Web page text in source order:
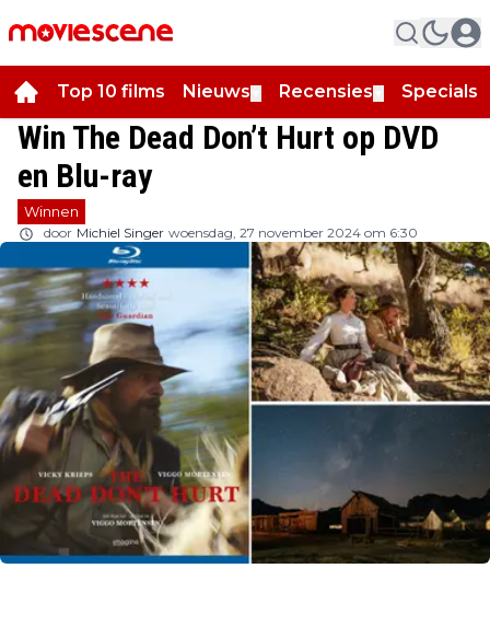
Top 10 films Nieuws Recensies Specials
Win The Dead Don’t Hurt op DVD
en Blu-ray
Winnen
door Michiel Singer woensdag, 27 november 2024 om 6:30